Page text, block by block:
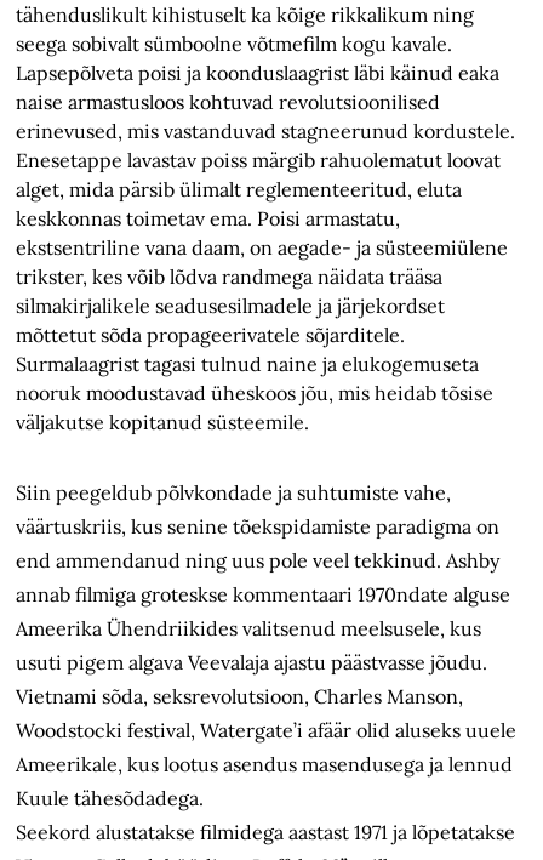
tähenduslikult kihistuselt ka kõige rikkalikum ning
seega sobivalt sümboolne võtmefilm kogu kavale.
Lapsepõlveta poisi ja koonduslaagrist läbi käinud eaka
naise armastusloos kohtuvad revolutsioonilised
erinevused, mis vastanduvad stagneerunud kordustele.
Enesetappe lavastav poiss märgib rahuolematut loovat
alget, mida pärsib ülimalt reglementeeritud, eluta
keskkonnas toimetav ema. Poisi armastatu,
ekstsentriline vana daam, on aegade- ja süsteemiülene
trikster, kes võib lõdva randmega näidata trääsa
silmakirjalikele seadusesilmadele ja järjekordset
mõttetut sõda propageerivatele sõjarditele.
Surmalaagrist tagasi tulnud naine ja elukogemuseta
nooruk moodustavad üheskoos jõu, mis heidab tõsise
väljakutse kopitanud süsteemile.
Siin peegeldub põlvkondade ja suhtumiste vahe,
väärtuskriis, kus senine tõekspidamiste paradigma on
end ammendanud ning uus pole veel tekkinud. Ashby
annab filmiga groteskse kommentaari 1970ndate alguse
Ameerika Ühendriikides valitsenud meelsusele, kus
usuti pigem algava Veevalaja ajastu päästvasse jõudu.
Vietnami sõda, seksrevolutsioon, Charles Manson,
Woodstocki festival, Watergate’i afäär olid aluseks uuele
Ameerikale, kus lootus asendus masendusega ja lennud
Kuule tähesõdadega.
Seekord alustatakse filmidega aastast 1971 ja lõpetatakse